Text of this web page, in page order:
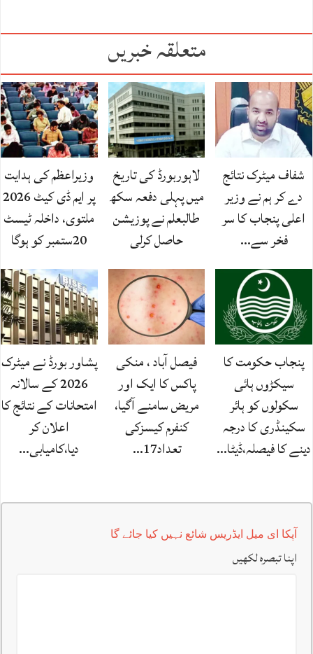
متعلقہ خبریں
شفاف میٹرک نتائج
دے کر ہم نے وزیر
اعلی پنجاب کا سر
فخر سے…
لاہوربورڈ کی تاریخ
میں پہلی دفعہ سکھ
طالبعلم نے پوزیشن
حاصل کرلی
وزیراعظم کی ہدایت
پر ایم ڈی کیٹ 2026
ملتوی، داخلہ ٹیسٹ
20ستمبر کو ہوگا
پنجاب حکومت کا
سیکڑوں ہائی
سکولوں کو ہائر
سکینڈری کا درجہ
دینے کا فیصلہ،ڈیٹا…
فیصل آباد ، منکی
پاکس کا ایک اور
مریض سامنے آگیا،
کنفرم کیسزکی
تعداد17…
پشاور بورڈ نے میٹرک
2026 کے سالانہ
امتحانات کے نتائج کا
اعلان کر
دیا،کامیابی…
آپکا ای میل ایڈریس شائع نہیں کیا جائے گا
اپنا تبصرہ لکھیں